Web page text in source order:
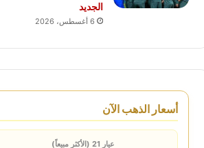
الجديد
6 أغسطس، 2026
أسعار الذهب الآن
عيار 21 (الأكثر مبيعاً)